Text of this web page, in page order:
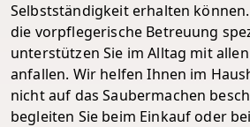
Selbstständigkeit erhalten
die vorpflegerische Betreuung
unterstützen Sie im Alltag mit
anfallen. Wir helfen Ihnen im
nicht auf das Saubermachen
begleiten Sie beim Einkauf oder